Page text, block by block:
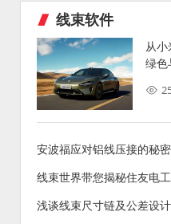
线束软件
从
绿色
安波福应对铝线压接的秘密
线束世界带您揭秘住友电
浅谈线束尺寸链及公差设